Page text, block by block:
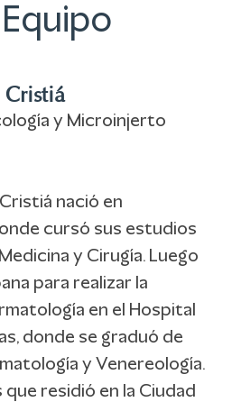
Equipo
Cristiá
y Microinjerto
nació en
cursó sus estudios
y Cirugía. Luego
para realizar la
en el Hospital
donde se graduó de
y Venereología.
que residió en la Ciudad